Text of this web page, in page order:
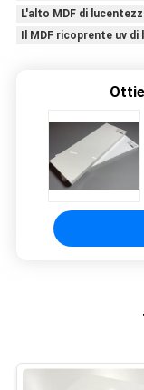
L'alto MDF di
Il MDF ricoprente uv